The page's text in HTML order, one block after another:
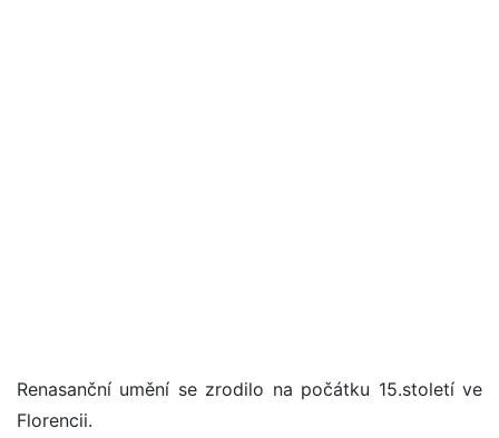
Renasanční umění se zrodilo na počátku 15.století ve
Florencii.